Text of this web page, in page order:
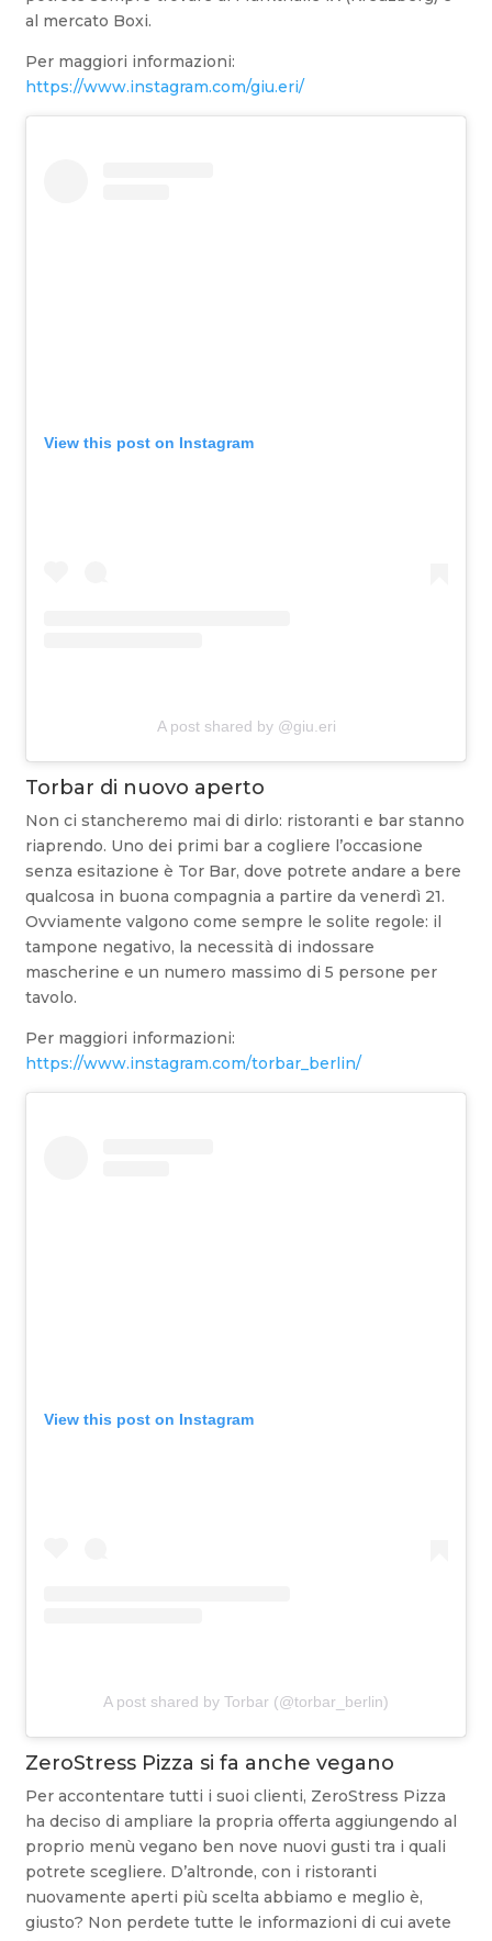
al mercato Boxi.
Per maggiori informazioni:
https://www.instagram.com/giu.eri/
View this post on Instagram
A post shared by @giu.eri
Torbar di nuovo aperto
Non ci stancheremo mai di dirlo: ristoranti e bar stanno
riaprendo. Uno dei primi bar a cogliere l’occasione
senza esitazione è Tor Bar, dove potrete andare a bere
qualcosa in buona compagnia a partire da venerdì 21.
Ovviamente valgono come sempre le solite regole: il
tampone negativo, la necessità di indossare
mascherine e un numero massimo di 5 persone per
tavolo.
Per maggiori informazioni:
https://www.instagram.com/torbar_berlin/
View this post on Instagram
A post shared by Torbar (@torbar_berlin)
ZeroStress Pizza si fa anche vegano
Per accontentare tutti i suoi clienti, ZeroStress Pizza
ha deciso di ampliare la propria offerta aggiungendo al
proprio menù vegano ben nove nuovi gusti tra i quali
potrete scegliere. D’altronde, con i ristoranti
nuovamente aperti più scelta abbiamo e meglio è,
giusto? Non perdete tutte le informazioni di cui avete